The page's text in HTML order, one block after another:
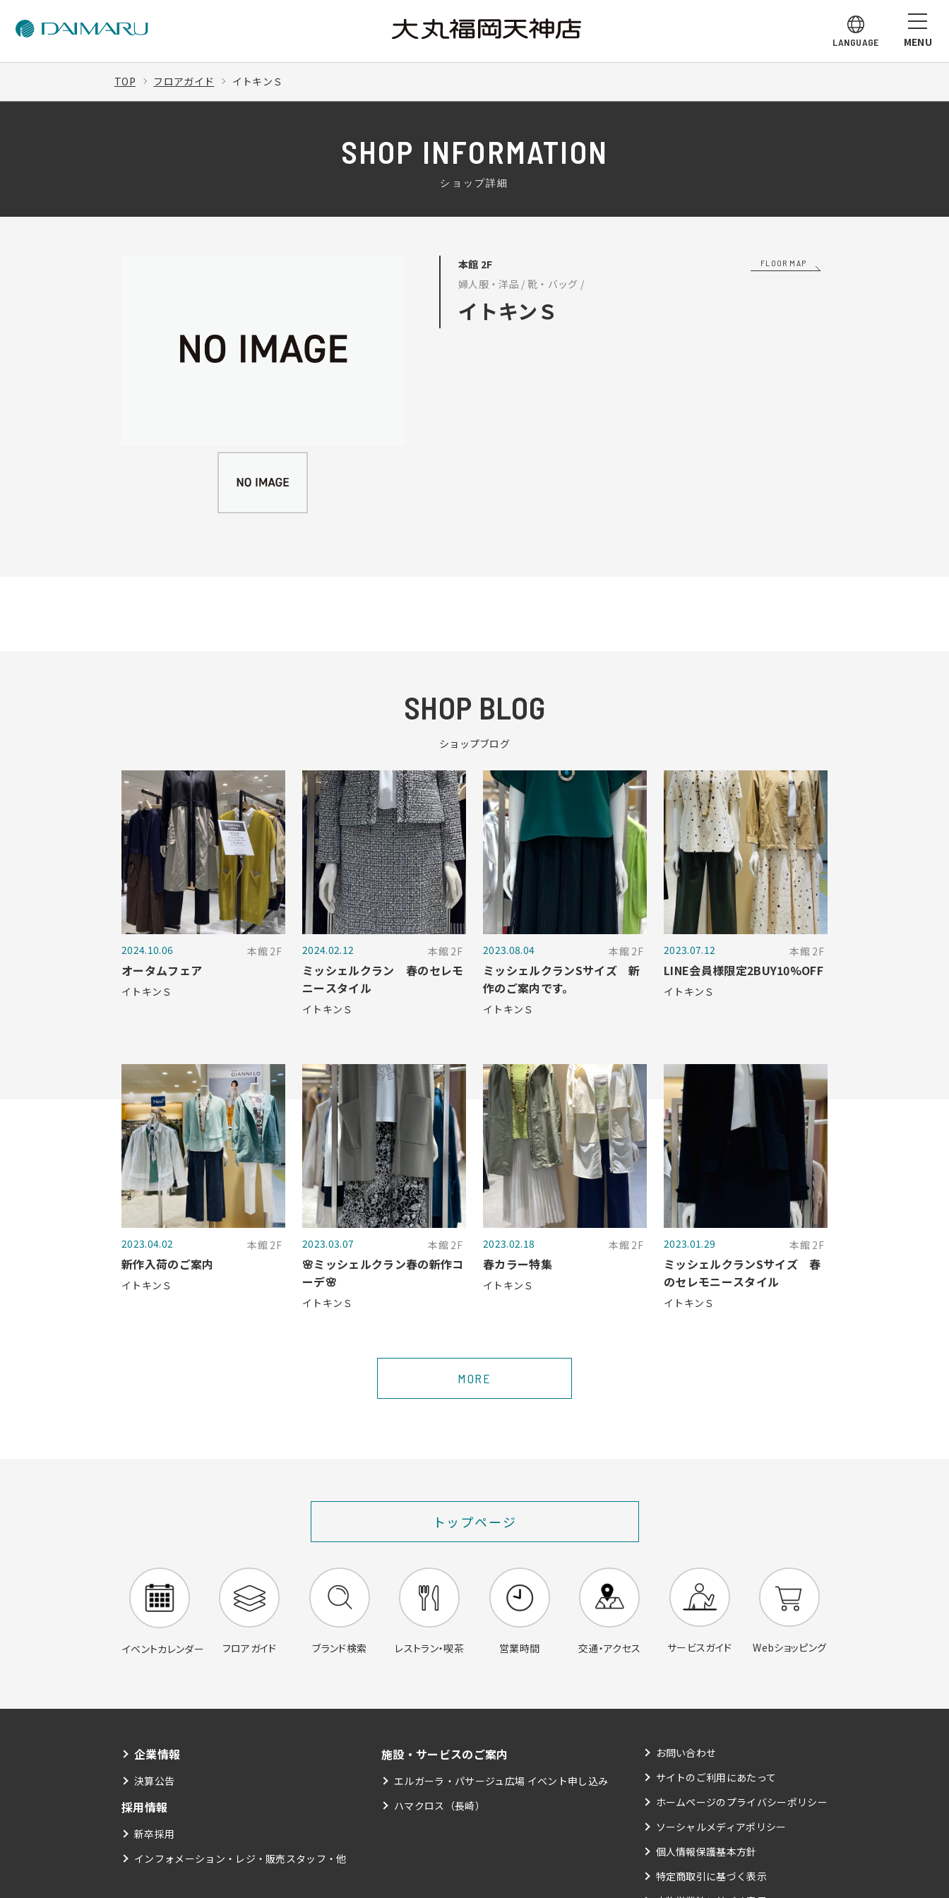
LANGUAGE MENU
TOP フロアガイド イトキンＳ
SHOP INFORMATION
ショップ詳細
本館 2F FLOOR MAP
婦人服・洋品 / 靴・バッグ /
イトキンＳ
SHOP BLOG
ショップブログ
2024.10.06 本館 2F
オータムフェア
イトキンＳ
2024.02.12 本館 2F
ミッシェルクラン 春のセレモ
ニースタイル
イトキンＳ
2023.08.04 本館 2F
ミッシェルクランSサイズ 新
作のご案内です。
イトキンＳ
2023.07.12 本館 2F
LINE会員様限定2BUY10%OFF
イトキンＳ
2023.04.02 本館 2F
新作入荷のご案内
イトキンＳ
2023.03.07 本館 2F
🌸ミッシェルクラン春の新作コ
ーデ🌸
イトキンＳ
2023.02.18 本館 2F
春カラー特集
イトキンＳ
2023.01.29 本館 2F
ミッシェルクランSサイズ 春
のセレモニースタイル
イトキンＳ
MORE
トップページ
イベントカレンダー フロアガイド ブランド検索 レストラン・喫茶 営業時間 交通・アクセス サービスガイド Webショッピング
企業情報
決算公告
採用情報
新卒採用
インフォメーション・レジ・販売スタッフ・他
施設・サービスのご案内
エルガーラ・パサージュ広場 イベント申し込み
ハマクロス（長崎）
お問い合わせ
サイトのご利用にあたって
ホームページのプライバシーポリシー
ソーシャルメディアポリシー
個人情報保護基本方針
特定商取引に基づく表示